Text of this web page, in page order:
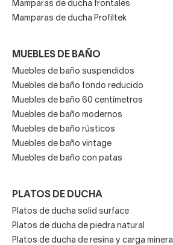
Mamparas de ducha frontales
Mamparas de ducha Profiltek
MUEBLES DE BAÑO
Muebles de baño suspendidos
Muebles de baño fondo reducido
Muebles de baño 60 centímetros
Muebles de baño modernos
Muebles de baño rústicos
Muebles de baño vintage
Muebles de baño con patas
PLATOS DE DUCHA
Platos de ducha solid surface
Platos de ducha de piedra natural
Platos de ducha de resina y carga mineral